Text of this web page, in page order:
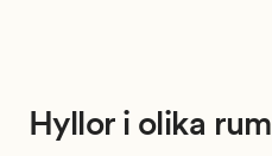
Hyllor i olika rum